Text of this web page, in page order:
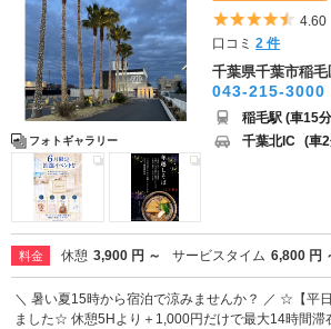
フォトギャラリー
5つ
4.60
口コミ2 件
千葉県千葉市稲
043-215-3000
稲毛駅 (車15
千葉北IC (車
料金 休憩 3,900 円 ～ サービスタイム 6,800 円
＼ 暑い夏15時から宿泊で涼みませんか？ ／ ☆【平
ました☆ 休憩5Hより＋1,000円だけで最大14時間